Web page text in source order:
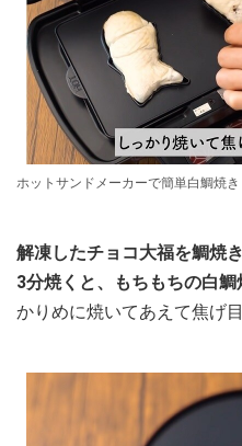
ホットサンドメーカーで簡単白鯛焼き
解凍したチョコ大福を鯛焼
3分焼くと、もちもちの白鯛
かりめに焼いてあえて焦げ